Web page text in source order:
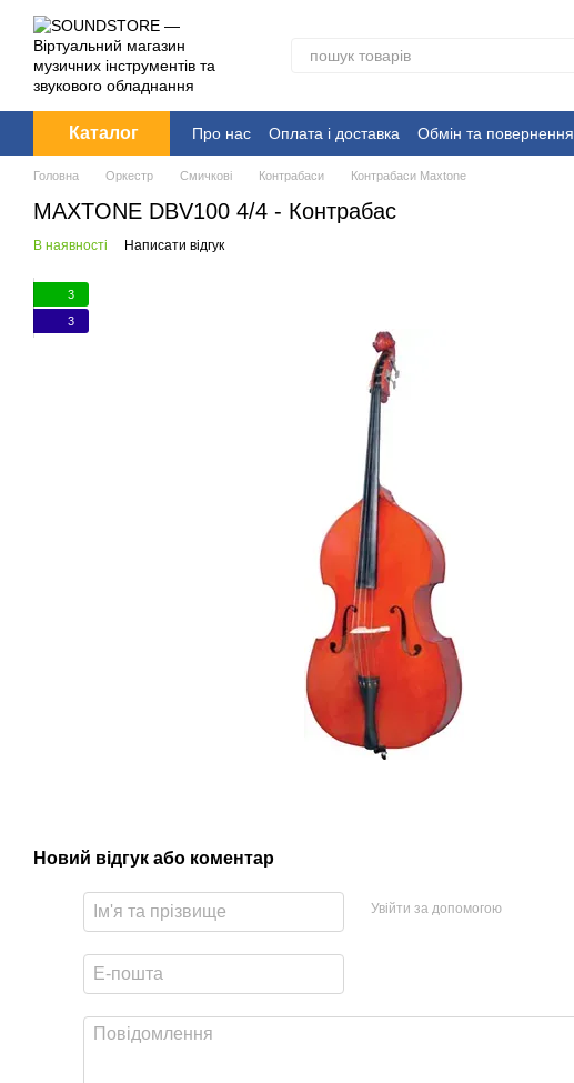
Перейти до основного контенту
Каталог Про нас Оплата і доставка Обмін та повернення
Головна Оркестр Смичкові Контрабаси Контрабаси Maxtone
MAXTONE DBV100 4/4 - Контрабас
В наявності Написати відгук
3
3
Новий відгук або коментар
Увійти за допомогою